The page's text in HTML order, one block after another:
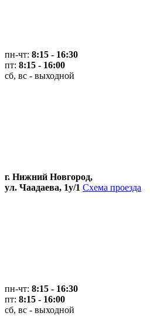
пн-чт: 8:15 - 16:30
пт: 8:15 - 16:00
сб, вс - выходной
г. Нижний Новгород,
ул. Чаадаева, 1у/1 Схема проезда
пн-чт: 8:15 - 16:30
пт: 8:15 - 16:00
сб, вс - выходной